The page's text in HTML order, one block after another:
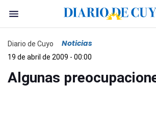
Diario de Cuyo Noticias
19 de abril de 2009 - 00:00
Algunas